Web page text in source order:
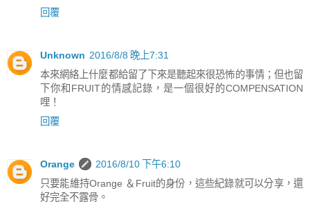
回覆
Unknown 2016/8/8 晚上7:31
本來網絡上什麼都給留了下來是聽起來很恐怖的事情；但也留
下你和FRUIT的情感記錄，是一個很好的COMPENSATION
哩！
回覆
Orange
2016/8/10 下午6:10
只要能維持Orange ＆Fruit的身份，這些紀錄就可以分享，還
好完全不露骨。